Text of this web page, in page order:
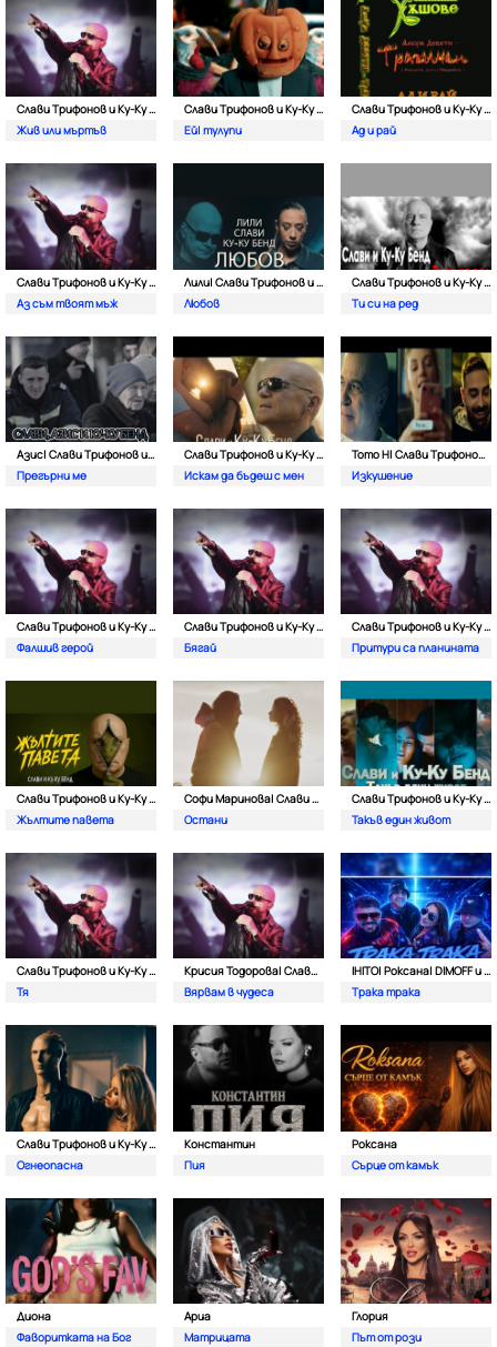
Слави Трифонов и Ку-Kу Бенд
Жив или мъртъв
Слави Трифонов и Ку-Kу Бенд
Ей| тулупи
Слави Трифонов и Ку-Kу Бенд
Ад и рай
Слави Трифонов и Ку-Kу Бенд
Аз съм твоят мъж
Лили| Слави Tрифонов и Ку-Ку Бенд
Любов
Слави Трифонов и Ку-Kу Бенд
Ти си на ред
Азис| Слави Трифонов и Ку-Kу Бенд
Прегърни ме
Слави Трифонов и Ку-Kу Бенд
Искам да бъдеш с мен
Тото Н| Слави Трифонов и Ку-Kу Бенд
Изкушение
Слави Трифонов и Ку-Kу Бенд
Фалшив герой
Слави Трифонов и Ку-Kу Бенд
Бягай
Слави Трифонов и Ку-Kу Бенд
Притури са планината
Слави Трифонов и Ку-Kу Бенд
Жълтите павета
Софи Маринова| Слави Трифонов и Ку-Ку Бенд
Остани
Слави Трифонов и Ку-Kу Бенд
Такъв един живот
Слави Трифонов и Ку-Kу Бенд
Тя
Крисия Тодорова| Слави Трифонов и Ку-ку бенд
Вярвам в чудеса
IHITO| Роксана| DIMOFF и Pameca
Трака трака
Слави Трифонов и Ку-Ку Бенд
Огнеопасна
Константин
Пия
Роксана
Сърце от камък
Диона
Фаворитката на Бог
Ариа
Матрицата
Глория
Път от рози